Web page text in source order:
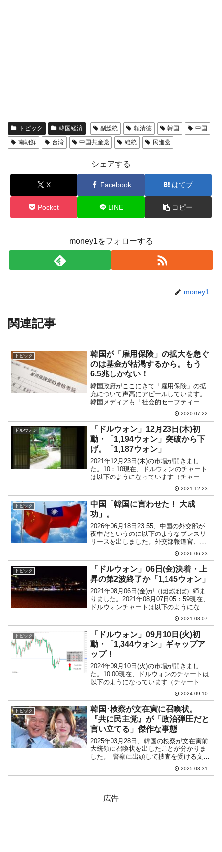
トピック 韓国経済 副総統 頼清徳 韓国
中国
南朝鮮
台湾 中国共産党 総統 民進党
シェアする
X Facebook はてブ
Pocket LINE コピー
money1をフォローする
money1
関連記事
トピック
韓国が「雇用保険」の拡大を急ぐ
のは基金が枯渇するから。もう
6.5兆しかない！
韓国政府がここにきて「雇用保険」の拡
充について声高にアピールしています。
韓国メディアも「社会的セーフティーネ
ットの整備を急がなければ！」という調
子で報じています。例えば、韓国メディ
ア『毎日経済』の2020年07月20日付けの
記事では、以下の...
2020.07.22
ドルウォン
「ドルウォン」12月23日(木)初
動・「1,194ウォン」突破から下
げ。「1,187ウォン」
2021年12月23日(木)の市場が開きまし
た。10：10現在、ドルウォンのチャート
は以下のようになっています（チャート
は『Investing.com』より引用）。
『Investing.com』のチャート描画がヘン
になったので『ADVFN』...
2021.12.23
トピック
中国「韓国に言わせた！ 大成
功」。
2026年06月18日23:55、中国の外交部が
夜中だというのに以下のようなプレスリ
リースを出しました。外交部報道官、韓
国外交部当局者が中韓国交樹立共同声明
の台湾関連表現を完全な形で公開し再確
認したことについて記者の質問に回答
2026-06...
2026.06.23
トピック
「ドルウォン」06日(金)決着・上
昇の第2波終了か「1,145ウォン」
2021年08月06日(金)が（ほぼほぼ）締ま
りました。2021年08月07日05：59現在、
ドルウォンチャートは以下のようになっ
ています（チャートは『Investing.com』
より引用：以下同）。陽線で締まりまし
たが、下りのチャネルをブ...
2021.08.07
トピック
「ドルウォン」09月10日(火)初
動・「1,344ウォン」ギャップア
ップ！
2024年09月10日(火)の市場が開きまし
た。10:00現在、ドルウォンのチャートは
以下のようになっています（チャートは
『Investing.com』より引用）。少しギャ
ップアップして始まりました。現在のと
ころ陽線で「1ドル＝1,344ウ...
2024.09.10
トピック
韓国･検察が文在寅に召喚状。
『共に民主党』が「政治弾圧だと
言い立てる」傑作な事態
2025年03月28日、韓国の検察が文在寅前
大統領に召喚状を出したことが分かりま
した。↑警察に出頭して捜査を受ける文ダ
ヘさん。これは文在寅さんの娘、ダヘさ
んの婿だった人の「疑惑」に絡んでのこ
2025.03.31
広告